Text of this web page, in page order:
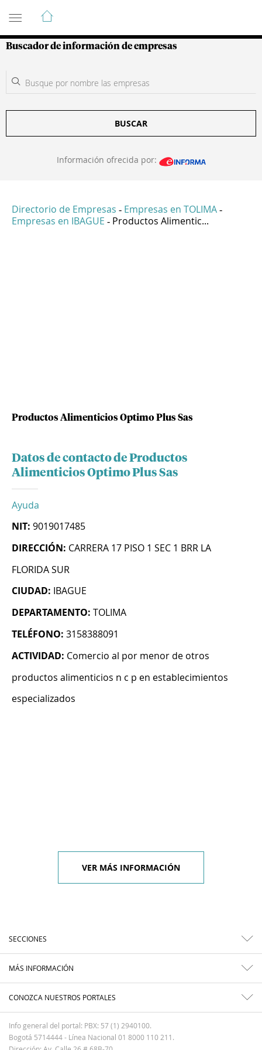
Guía de Empresas Colombianas
Buscador de información de empresas
BUSCAR
Información ofrecida por:
Directorio de Empresas - Empresas en TOLIMA -
Empresas en IBAGUE - Productos Alimentic...
Productos Alimenticios Optimo Plus Sas
Datos de contacto de Productos
Alimenticios Optimo Plus Sas
Ayuda
NIT: 9019017485
DIRECCIÓN: CARRERA 17 PISO 1 SEC 1 BRR LA
FLORIDA SUR
CIUDAD: IBAGUE
DEPARTAMENTO: TOLIMA
TELÉFONO: 3158388091
ACTIVIDAD: Comercio al por menor de otros
productos alimenticios n c p en establecimientos
especializados
VER MÁS INFORMACIÓN
SECCIONES
MÁS INFORMACIÓN
CONOZCA NUESTROS PORTALES
Info general del portal: PBX: 57 (1) 2940100.
Bogotá 5714444 - Línea Nacional 01 8000 110 211.